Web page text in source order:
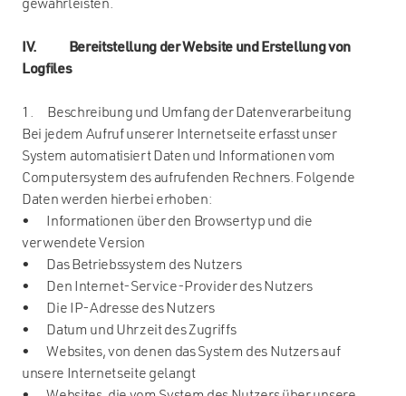
gewährleisten.
IV. Bereitstellung der Website und Erstellung von
Logfiles
1. Beschreibung und Umfang der Datenverarbeitung
Bei jedem Aufruf unserer Internetseite erfasst unser
System automatisiert Daten und Informationen vom
Computersystem des aufrufenden Rechners. Folgende
Daten werden hierbei erhoben:
• Informationen über den Browsertyp und die
verwendete Version
• Das Betriebssystem des Nutzers
• Den Internet-Service-Provider des Nutzers
• Die IP-Adresse des Nutzers
• Datum und Uhrzeit des Zugriffs
• Websites, von denen das System des Nutzers auf
unsere Internetseite gelangt